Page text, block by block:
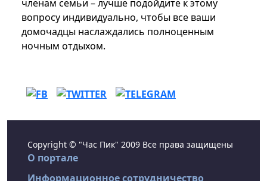
членам семьи – лучше подойдите к этому
вопросу индивидуально, чтобы все ваши
домочадцы наслаждались полноценным
ночным отдыхом.
Copyright © "Час Пик" 2009 Все права защищены
О портале
Информационное сотрудничество